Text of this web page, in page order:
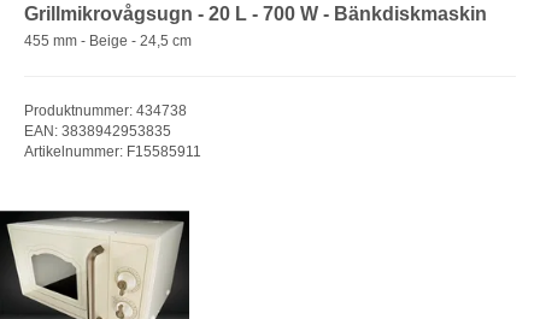
Grillmikrovågsugn - 20 L - 700 W - Bänkdiskmaskin
455 mm - Beige - 24,5 cm
Produktnummer: 434738
EAN: 3838942953835
Artikelnummer: F15585911